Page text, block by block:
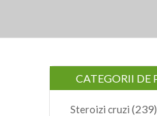
CATEGORII DE
Steroizi cruzi (239)